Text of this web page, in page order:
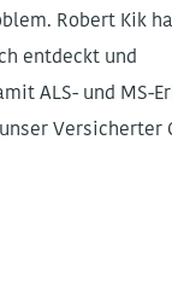
Robert Kik
entdeckt und
ALS- und MS-
Versicherter